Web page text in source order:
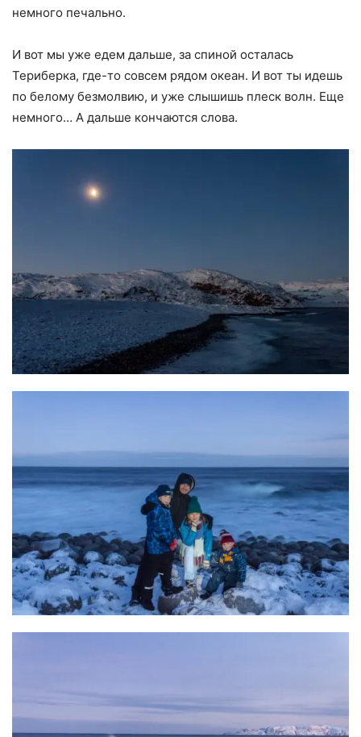
немного печально.
И вот мы уже едем дальше, за спиной осталась
Териберка, где-то совсем рядом океан. И вот ты идешь
по белому безмолвию, и уже слышишь плеск волн. Еще
немного… А дальше кончаются слова.